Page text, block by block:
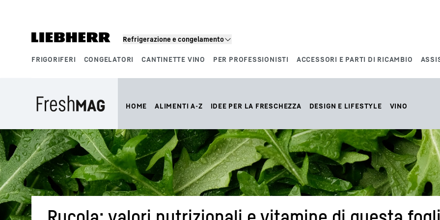
Refrigerazione e congelamento
FRIGORIFERI CONGELATORI CANTINETTE VINO PER PROFESSIONISTI ACCESSORI E PARTI DI RICAMBIO
HOME ALIMENTI A-Z IDEE PER LA FRESCHEZZA DESIGN E LIFESTYLE VINO